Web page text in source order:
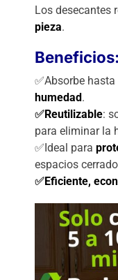
Los desecantes
pieza.
Beneficios:
✅Absorbe hasta
humedad .
✅Reutilizable:
para eliminar la
✅Ideal para
espacios
✅Eficiente,